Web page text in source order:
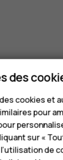
M
des
cookies et
pour
sur «
de